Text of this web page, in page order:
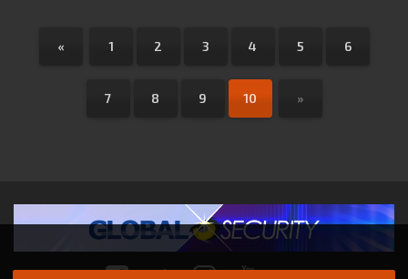
« 1 2 3 4 5 6
7 8 9 10 »